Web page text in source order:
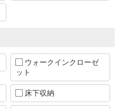
ウォークインクローゼ
ット
床下収納